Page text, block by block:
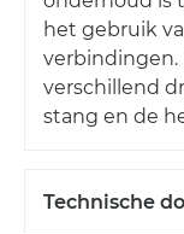
het gebruik
verbindingen.
verschillend
stang en de
Technische